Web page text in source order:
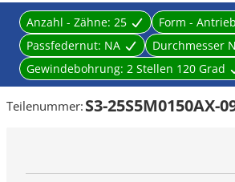
Anzahl - Zähne: 25 Form -
Passfedernut: NA Durchmesser
Gewindebohrung: 2 Stellen 120 Grad
Teilenummer: S3-25S5M0150AX-